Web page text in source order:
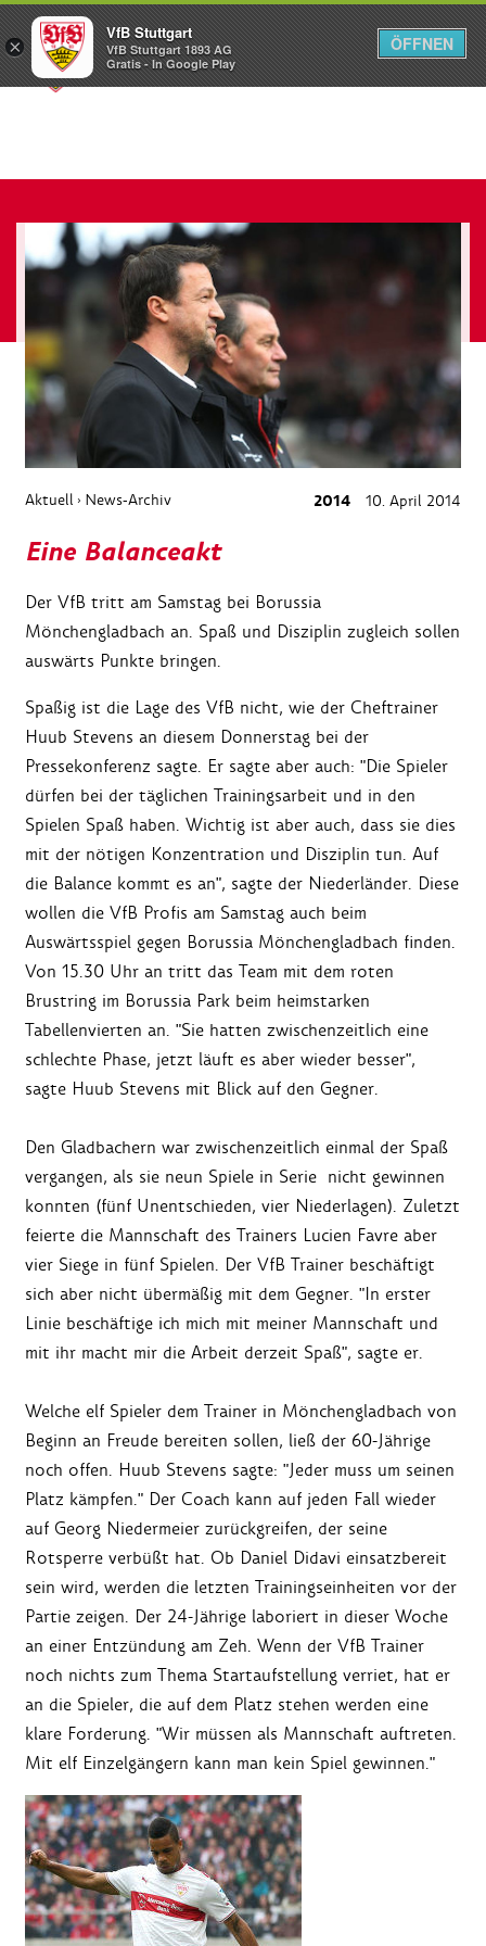
Menü
Aktuell › News-Archiv 2014 10. April 2014
Eine Balanceakt
Der VfB tritt am Samstag bei Borussia
Mönchengladbach an. Spaß und Disziplin zugleich sollen
auswärts Punkte bringen.
Spaßig ist die Lage des VfB nicht, wie der Cheftrainer
Huub Stevens an diesem Donnerstag bei der
Pressekonferenz sagte. Er sagte aber auch: "Die Spieler
dürfen bei der täglichen Trainingsarbeit und in den
Spielen Spaß haben. Wichtig ist aber auch, dass sie dies
mit der nötigen Konzentration und Disziplin tun. Auf
die Balance kommt es an", sagte der Niederländer. Diese
wollen die VfB Profis am Samstag auch beim
Auswärtsspiel gegen Borussia Mönchengladbach finden.
Von 15.30 Uhr an tritt das Team mit dem roten
Brustring im Borussia Park beim heimstarken
Tabellenvierten an. "Sie hatten zwischenzeitlich eine
schlechte Phase, jetzt läuft es aber wieder besser",
sagte Huub Stevens mit Blick auf den Gegner.
Den Gladbachern war zwischenzeitlich einmal der Spaß
vergangen, als sie neun Spiele in Serie nicht gewinnen
konnten (fünf Unentschieden, vier Niederlagen). Zuletzt
feierte die Mannschaft des Trainers Lucien Favre aber
vier Siege in fünf Spielen. Der VfB Trainer beschäftigt
sich aber nicht übermäßig mit dem Gegner. "In erster
Linie beschäftige ich mich mit meiner Mannschaft und
mit ihr macht mir die Arbeit derzeit Spaß", sagte er.
Welche elf Spieler dem Trainer in Mönchengladbach von
Beginn an Freude bereiten sollen, ließ der 60-Jährige
noch offen. Huub Stevens sagte: "Jeder muss um seinen
Platz kämpfen." Der Coach kann auf jeden Fall wieder
auf Georg Niedermeier zurückgreifen, der seine
Rotsperre verbüßt hat. Ob Daniel Didavi einsatzbereit
sein wird, werden die letzten Trainingseinheiten vor der
Partie zeigen. Der 24-Jährige laboriert in dieser Woche
an einer Entzündung am Zeh. Wenn der VfB Trainer
noch nichts zum Thema Startaufstellung verriet, hat er
an die Spieler, die auf dem Platz stehen werden eine
klare Forderung. "Wir müssen als Mannschaft auftreten.
Mit elf Einzelgängern kann man kein Spiel gewinnen."
×
VfB Stuttgart
VfB Stuttgart 1893 AG
Gratis - In Google Play
ÖFFNEN